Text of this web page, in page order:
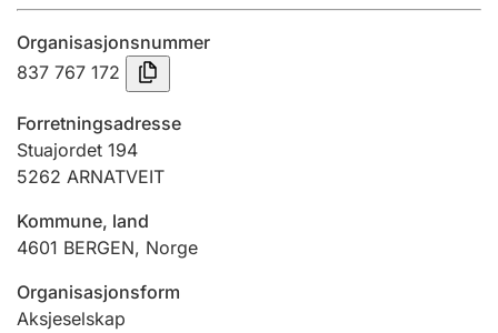
Innsending og forseinkingsgebyr
Tinglysing
Jeger
Ektepaktrettleiaren
Organisasjonsnummer
837 767 172
Forretningsadresse
Stuajordet 194
5262 ARNATVEIT
Kommune, land
4601 BERGEN, Norge
Organisasjonsform
Aksjeselskap